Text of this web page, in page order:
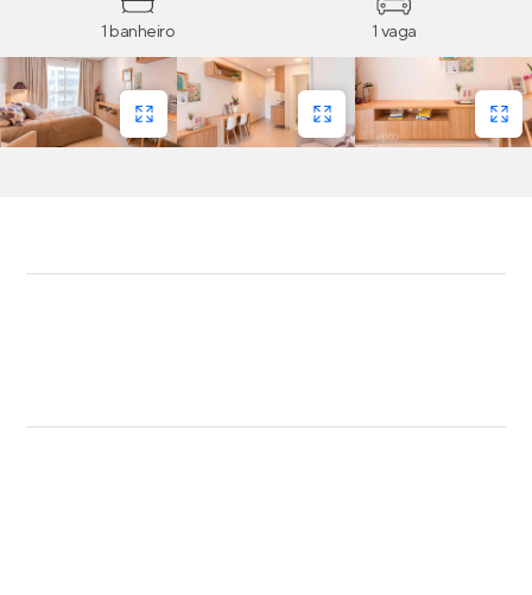
1 banheiro 1 vaga